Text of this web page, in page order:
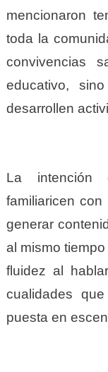
mencionaron
toda la
convivencias
educativo,
desarrollen
La intención
familiaricen
generar
al mismo
fluidez al
cualidades
puesta en